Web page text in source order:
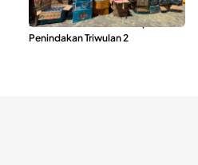
Polda Maluku Utara Musnahkan
Ribuan Liter Miras Hasil Operasi
Penindakan Triwulan 2